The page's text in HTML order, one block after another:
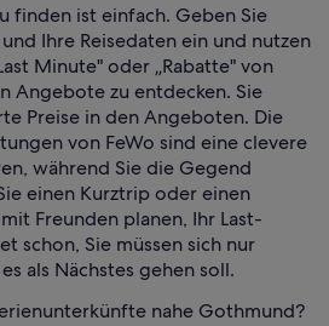
finden ist einfach. Geben Sie
Ihre Reisedaten ein und nutzen
Minute" oder „Rabatte" von
Angebote zu entdecken. Sie
Preise in den Angeboten. Die
von FeWo sind eine clevere
während Sie die Gegend
einen Kurztrip oder einen
Freunden planen, Ihr Last-
schon, Sie müssen sich nur
als Nächstes gehen soll.
nahe Gothmund?